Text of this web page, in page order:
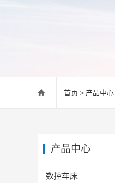
首页 > 产品中心
产品中心
数控车床